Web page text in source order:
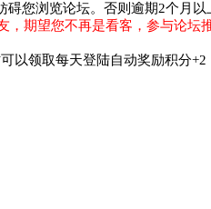
您浏览论坛。否则逾期2个月
，期望您不再是看客，参与论坛
领取每天登陆自动奖励积分+2